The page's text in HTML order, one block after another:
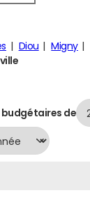
Diou Migny
budgétaires de